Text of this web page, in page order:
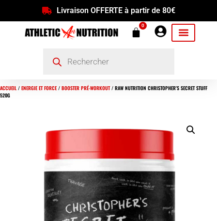
Livraison OFFERTE à partir de 80€
0
ACCUEIL/ ENERGIE ET FORCE/ BOOSTER PRÉ-WORKOUT/ RAW NUTRITION CHRISTOPHER’S SECRET STUFF
520G